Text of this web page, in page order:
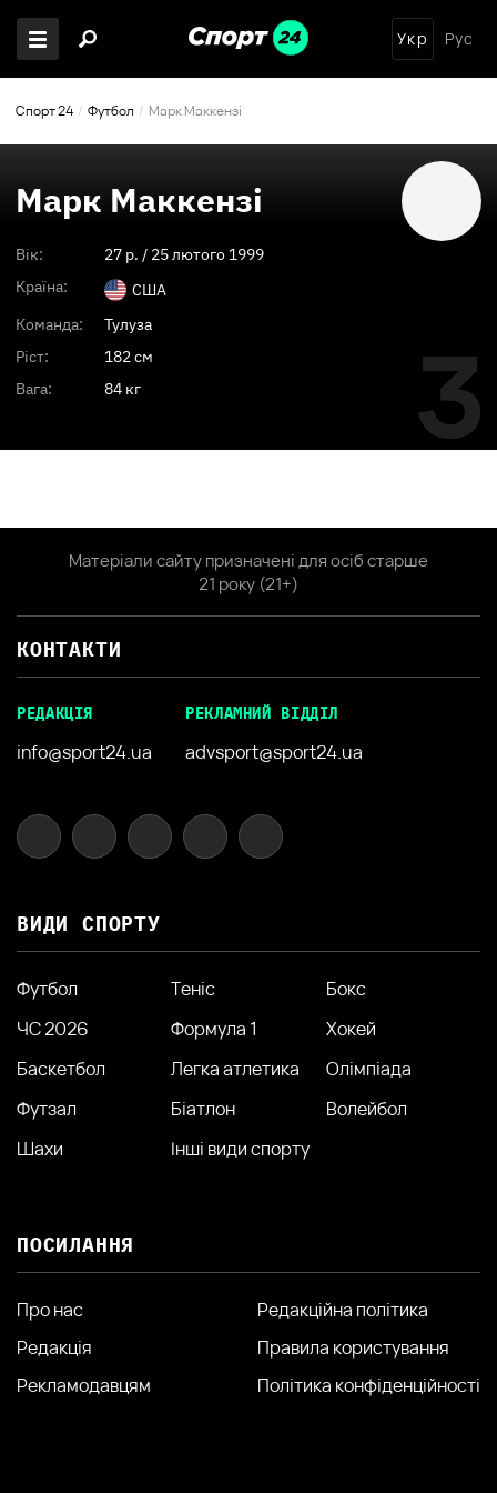
Укр Рус
Спорт 24 Футбол Марк Маккензі
Марк Маккензі
Вік: 27 p. / 25 лютого 1999
Країна:
США
Команда:
Тулуза
Ріст:
182 см
Вага:
84 кг 3
Матеріали сайту призначені для осіб старше
21 року (21+)
КОНТАКТИ
РЕДАКЦІЯ
info@sport24.ua
РЕКЛАМНИЙ ВІДДІЛ
advsport@sport24.ua
ВИДИ СПОРТУ
Футбол Теніс
Бокс
ЧС 2026
Формула 1
Хокей
Баскетбол
Легка атлетика
Олімпіада
Футзал
Біатлон
Волейбол
Шахи
Інші види спорту
ПОСИЛАННЯ
Про нас
Редакція
Рекламодавцям
Редакційна політика
Правила користування
Політика конфіденційності